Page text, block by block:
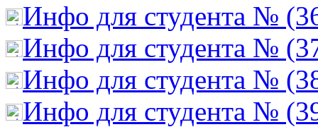
Инфо для студента №
Инфо для студента №
Инфо для студента №
Инфо для студента №